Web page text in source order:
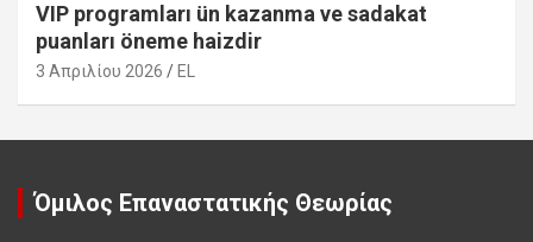
VIP programları ün kazanma ve sadakat
puanları öneme haizdir
3 Απριλίου 2026 EL
Όμιλος Επαναστατικής Θεωρίας